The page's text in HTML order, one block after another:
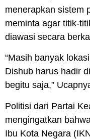
menerapkan sistem
meminta agar titik-
diawasi secara
“Masih banyak
Dishub harus hadir
begitu saja,”
Politisi dari Partai
mengingatkan
Ibu Kota Negara